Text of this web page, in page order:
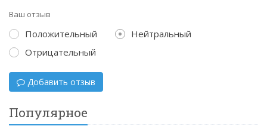
Ваш отзыв
Положительный
Нейтральный
Отрицательный
Добавить отзыв
Популярное